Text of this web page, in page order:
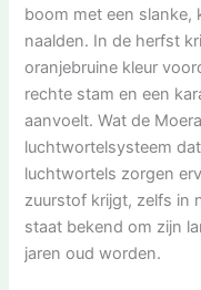
boom met een slanke,
naalden. In de herfst
oranjebruine kleur
rechte stam en een
aanvoelt. Wat de
luchtwortelsysteem
luchtwortels zorgen
zuurstof krijgt, zelfs in
staat bekend om zijn
jaren oud worden.